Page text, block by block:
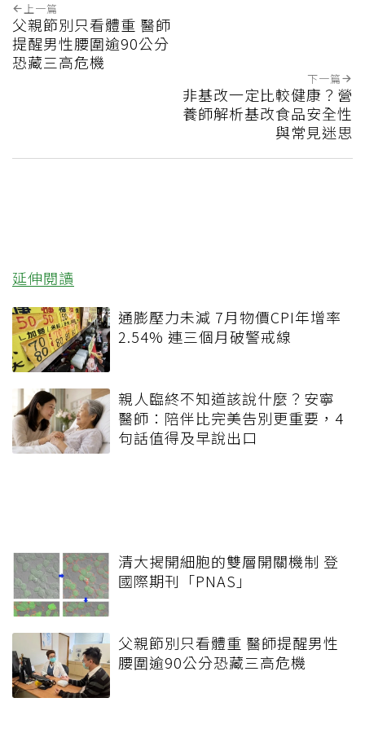
上一篇
父親節別只看體重 醫師
提醒男性腰圍逾90公分
恐藏三高危機
下一篇
非基改一定比較健康？營
養師解析基改食品安全性
與常見迷思
延伸閱讀
通膨壓力未減 7月物價CPI年增率
2.54% 連三個月破警戒線
親人臨終不知道該說什麼？安寧
醫師：陪伴比完美告別更重要，4
句話值得及早說出口
清大揭開細胞的雙層開關機制 登
國際期刊「PNAS」
父親節別只看體重 醫師提醒男性
腰圍逾90公分恐藏三高危機